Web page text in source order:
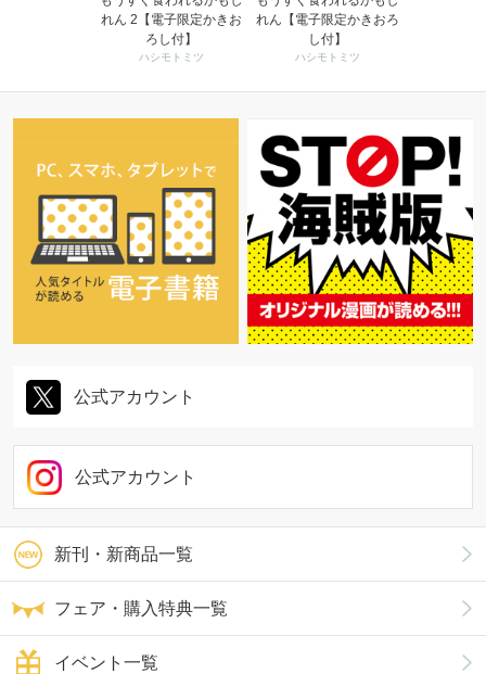
れん 2【電子限定かきお
ろし付】
ハシモトミツ
れん【電子限定かきおろ
し付】
ハシモトミツ
新刊・新商品一覧
フェア・購入特典一覧
イベント一覧
公式アカウント
公式アカウント